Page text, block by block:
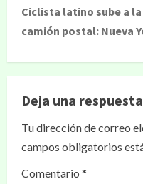
Ciclista latino sube a
camión postal: Nueva
Deja una respuesta
Tu dirección de correo
campos obligatorios
Comentario *